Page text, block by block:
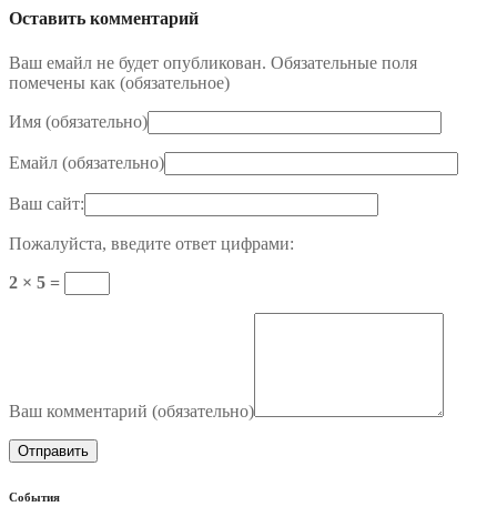
Оставить комментарий
Ваш емайл не будет опубликован. Обязательные поля
помечены как (обязательное)
Имя (обязательно)
Емайл (обязательно)
Ваш сайт:
Пожалуйста, введите ответ цифрами:
2 × 5 =
Ваш комментарий (обязательно)
События